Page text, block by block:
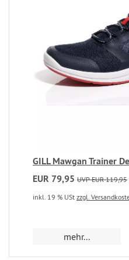
GILL Mawgan Trainer
EUR 79,95 UVP EUR 119,95
inkl. 19 % USt zzgl.
mehr...